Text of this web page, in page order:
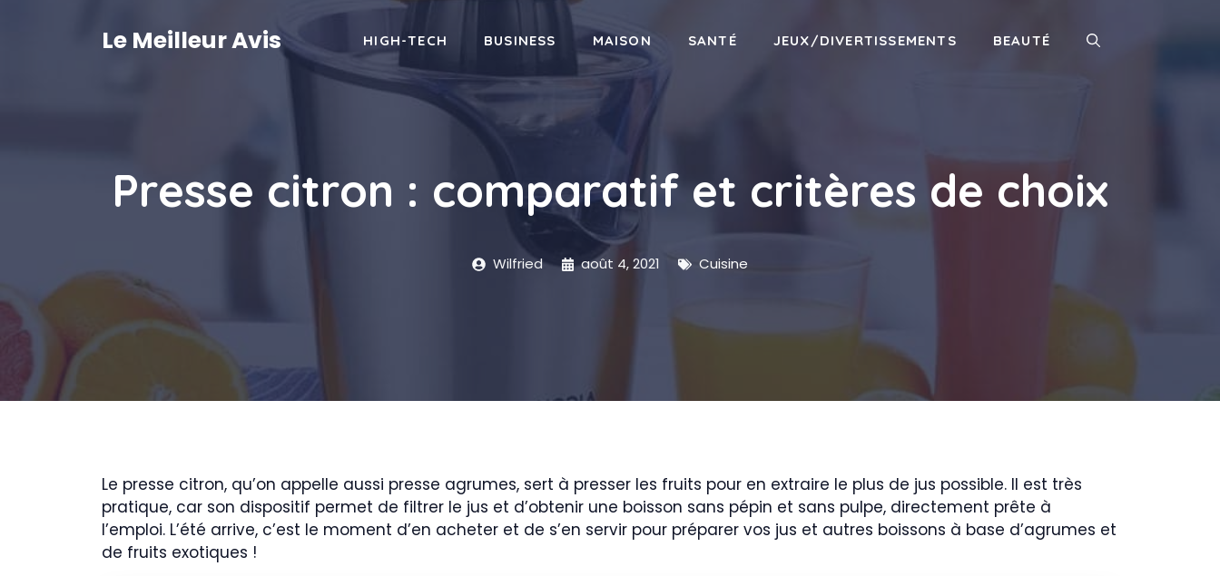
Le Meilleur Avis HIGH-TECH BUSINESS MAISON SANTÉ JEUX/DIVERTISSEMENTS BEAUTÉ
Presse citron : comparatif et critères de choix
Wilfried août 4, 2021 Cuisine
Le presse citron, qu’on appelle aussi presse agrumes, sert à presser les fruits pour en extraire le plus de jus possible. Il est très
pratique, car son dispositif permet de filtrer le jus et d’obtenir une boisson sans pépin et sans pulpe, directement prête à
l’emploi. L’été arrive, c’est le moment d’en acheter et de s’en servir pour préparer vos jus et autres boissons à base d’agrumes et
de fruits exotiques !